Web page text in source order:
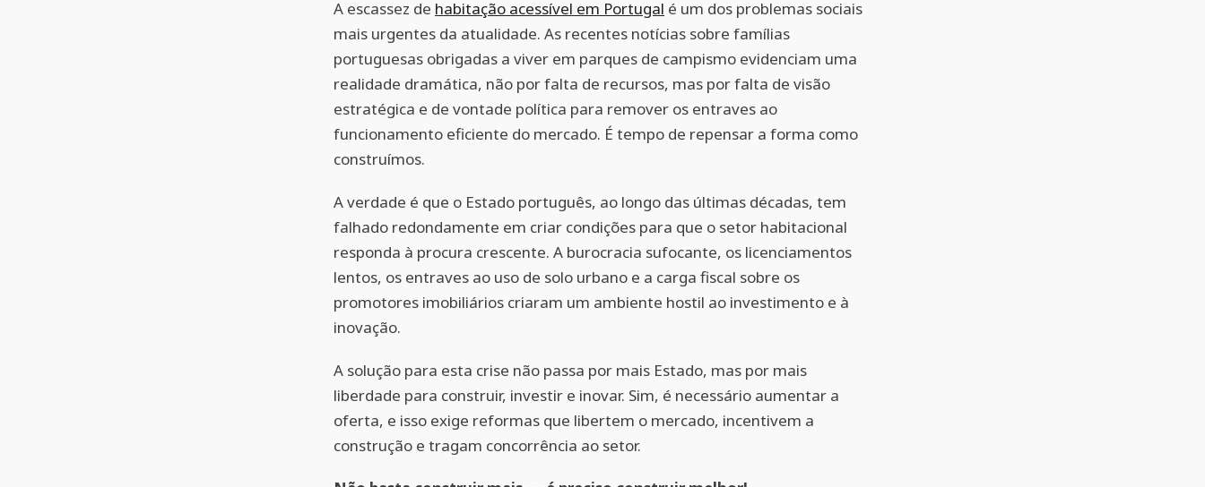
A escassez de habitação acessível em Portugal é um dos problemas sociais
mais urgentes da atualidade. As recentes notícias sobre famílias
portuguesas obrigadas a viver em parques de campismo evidenciam uma
realidade dramática, não por falta de recursos, mas por falta de visão
estratégica e de vontade política para remover os entraves ao
funcionamento eficiente do mercado. É tempo de repensar a forma como
construímos.
A verdade é que o Estado português, ao longo das últimas décadas, tem
falhado redondamente em criar condições para que o setor habitacional
responda à procura crescente. A burocracia sufocante, os licenciamentos
lentos, os entraves ao uso de solo urbano e a carga fiscal sobre os
promotores imobiliários criaram um ambiente hostil ao investimento e à
inovação.
A solução para esta crise não passa por mais Estado, mas por mais
liberdade para construir, investir e inovar. Sim, é necessário aumentar a
oferta, e isso exige reformas que libertem o mercado, incentivem a
construção e tragam concorrência ao setor.